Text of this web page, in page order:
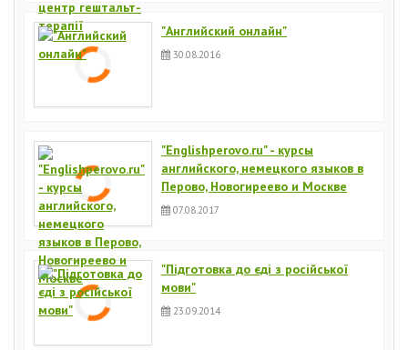
"Английский онлайн"
30.08.2016
"Englishperovo.ru" - курсы
английского, немецкого языков в
Перово, Новогиреево и Москве
07.08.2017
"Підготовка до єді з російської
мови"
23.09.2014